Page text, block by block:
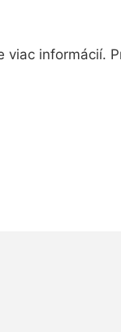
informácií.